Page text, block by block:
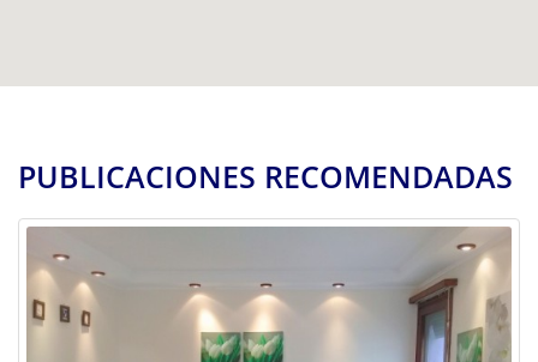
PUBLICACIONES RECOMENDADAS